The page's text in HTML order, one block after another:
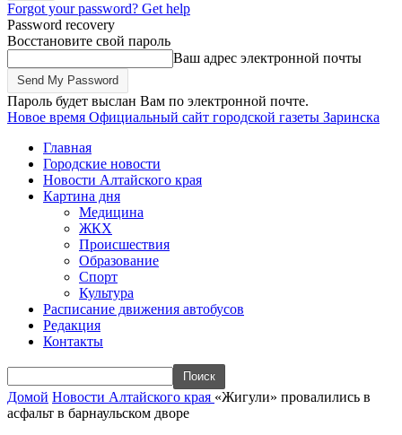
Forgot your password? Get help
Password recovery
Восстановите свой пароль
Ваш адрес электронной почты
Пароль будет выслан Вам по электронной почте.
Новое время Официальный сайт городской газеты Заринска
Главная
Городские новости
Новости Алтайского края
Картина дня
Медицина
ЖКХ
Происшествия
Образование
Спорт
Культура
Расписание движения автобусов
Редакция
Контакты
Домой Новости Алтайского края «Жигули» провалились в
асфальт в барнаульском дворе